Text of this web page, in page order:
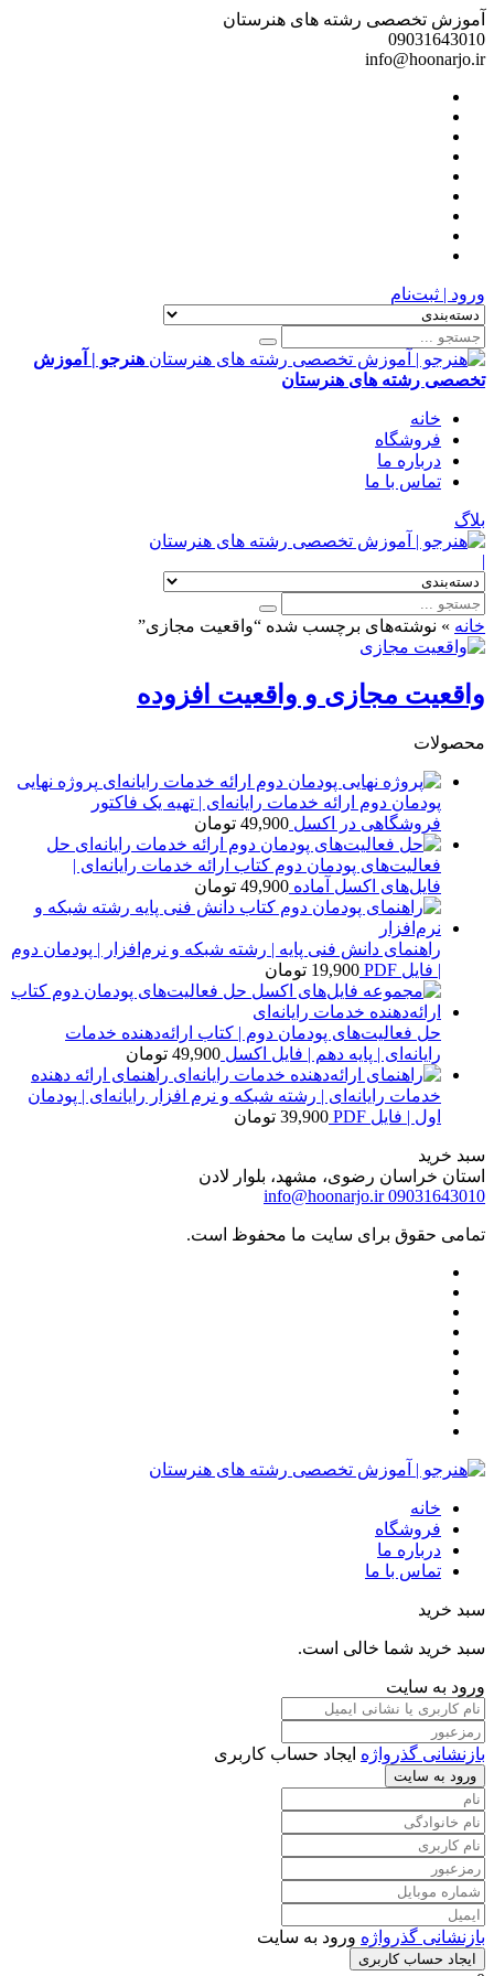
آموزش تخصصی رشته های هنرستان
09031643010
info@hoonarjo.ir
ورود | ثبت‌نام
هنرجو | آموزش
تخصصی رشته های هنرستان
خانه
فروشگاه
درباره ما
تماس با ما
بلاگ
|
خانه » نوشته‌های برچسب شده “واقعیت مجازی”
واقعیت مجازی و واقعیت افزوده
محصولات
پروژه نهایی
پودمان دوم ارائه خدمات رایانه‌ای | تهیه یک فاکتور
فروشگاهی در اکسل 49,900 تومان
حل
فعالیت‌های پودمان دوم کتاب ارائه خدمات رایانه‌ای |
فایل‌های اکسل آماده 49,900 تومان
راهنمای دانش فنی پایه | رشته شبکه و نرم‌افزار | پودمان دوم
| فایل PDF
19,900 تومان
حل فعالیت‌های پودمان دوم | کتاب ارائه‌دهنده خدمات
رایانه‌ای | پایه دهم | فایل اکسل 49,900 تومان
راهنمای ارائه دهنده
خدمات رایانه‌ای | رشته شبکه و نرم افزار رایانه‌ای | پودمان
اول | فایل PDF
39,900 تومان
سبد خرید
استان خراسان رضوی، مشهد، بلوار لادن
09031643010
info@hoonarjo.ir
تمامی حقوق برای سایت ما محفوظ است.
خانه
فروشگاه
درباره ما
تماس با ما
سبد خرید
سبد خرید شما خالی است.
ورود به سایت
بازنشانی گذرواژه ایجاد حساب کاربری
ورود به سایت
بازنشانی گذرواژه ورود به سایت
ایجاد حساب کاربری